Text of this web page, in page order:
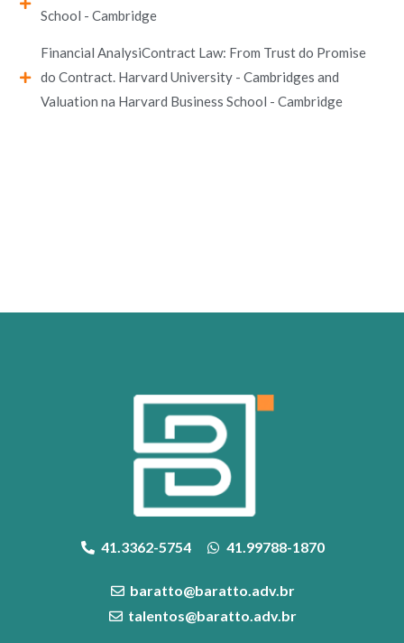
School - Cambridge
Financial AnalysiContract Law: From Trust do Promise
do Contract. Harvard University - Cambridges and
Valuation na Harvard Business School - Cambridge
41.3362-5754 41.99788-1870
baratto@baratto.adv.br
talentos@baratto.adv.br